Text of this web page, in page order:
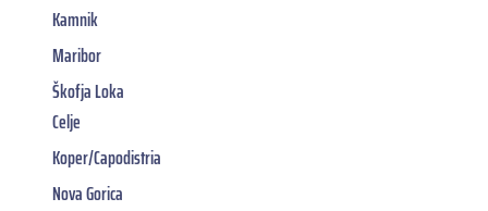
Kamnik
Maribor
Škofja Loka
Celje
Koper/Capodistria
Nova Gorica